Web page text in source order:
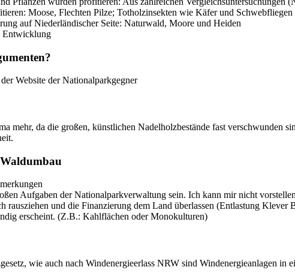
Moose, Flechten Pilze; Totholzinsekten wie Käfer und
auf Niederländischer Seite: Naturwald, Moore und Heiden
Entwicklung
Website der Nationalparkgegner
mehr, da die großen, künstlichen Nadelholzbestände fast verschwunden
Aufgaben der Nationalparkverwaltung sein. Ich kann mir nicht
rausziehen und die Finanzierung dem Land überlassen (Entlastung
erscheint. (Z.B.: Kahlflächen oder Monokulturen)
wie auch nach Windenergieerlass NRW sind Windenergieanlagen in